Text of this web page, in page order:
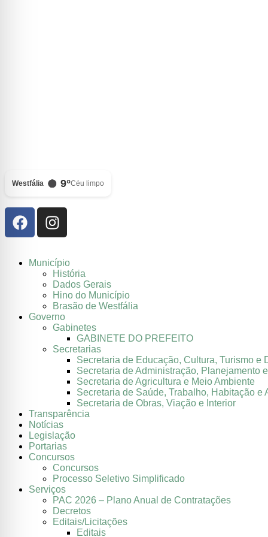
Westfália 9°Céu limpo
Município
História
Dados Gerais
Hino do Município
Brasão de Westfália
Governo
Gabinetes
GABINETE DO PREFEITO
Secretarias
Secretaria de Educação, Cultura, Turismo e
Secretaria de Administração, Planejamento
Secretaria de Agricultura e Meio Ambiente
Secretaria de Saúde, Trabalho, Habitação e
Secretaria de Obras, Viação e Interior
Transparência
Notícias
Legislação
Portarias
Concursos
Concursos
Processo Seletivo Simplificado
Serviços
PAC 2026 – Plano Anual de Contratações
Decretos
Editais/Licitações
Editais